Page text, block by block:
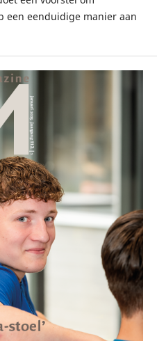
een eenduidige manier aan